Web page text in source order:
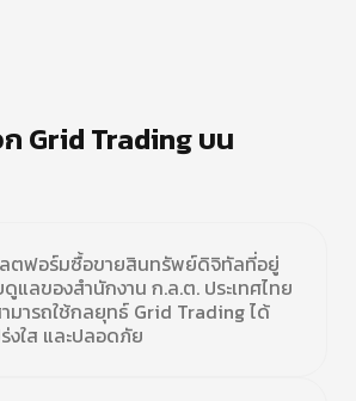
Grid Trading บน
ตฟอร์มซื้อขายสินทรัพย์ดิจิทัลที่อยู่
แลของสำนักงาน ก.ล.ต. ประเทศไทย
มารถใช้กลยุทธ์ Grid Trading ได้
งใส และปลอดภัย